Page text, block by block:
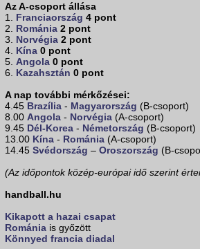
Az A-csoport állása
1. Franciaország 4 pont
2. Románia 2 pont
3. Norvégia 2 pont
4. Kína 0 pont
5. Angola 0 pont
6. Kazahsztán 0 pont
A nap további mérkőzései:
4.45 Brazília - Magyarország (B-csoport)
8.00 Angola - Norvégia (A-csoport)
9.45 Dél-Korea - Németország (B-csoport)
13.00 Kína - Románia (A-csoport)
14.45 Svédország – Oroszország (B-
(Az időpontok közép-európai idő szerint
handball.hu
Kikapott a hazai csapat
Románia is győzött
Könnyed francia diadal